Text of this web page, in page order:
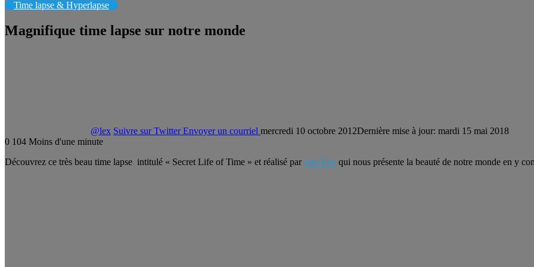
Time lapse & Hyperlapse
Magnifique time lapse sur notre monde
@lex Suivre sur Twitter Envoyer un courriel mercredi 10 octobre 2012Dernière mise à jour: mardi 15 mai 2018
0 104 Moins d'une minute
Découvrez ce très beau time lapse intitulé « Secret Life of Time » et réalisé parJoel Fox qui nous présente la beauté de notre monde en y